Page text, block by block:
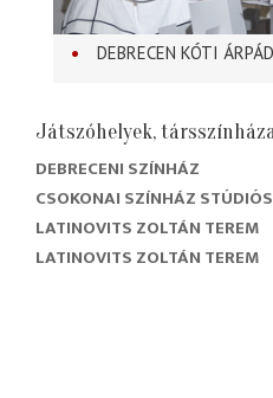
DEBRECEN KÓTI
Játszóhelyek,
DEBRECENI SZÍNHÁZ
CSOKONAI SZÍNHÁZ
LATINOVITS ZOLTÁN TEREM
LATINOVITS ZOLTÁN TEREM